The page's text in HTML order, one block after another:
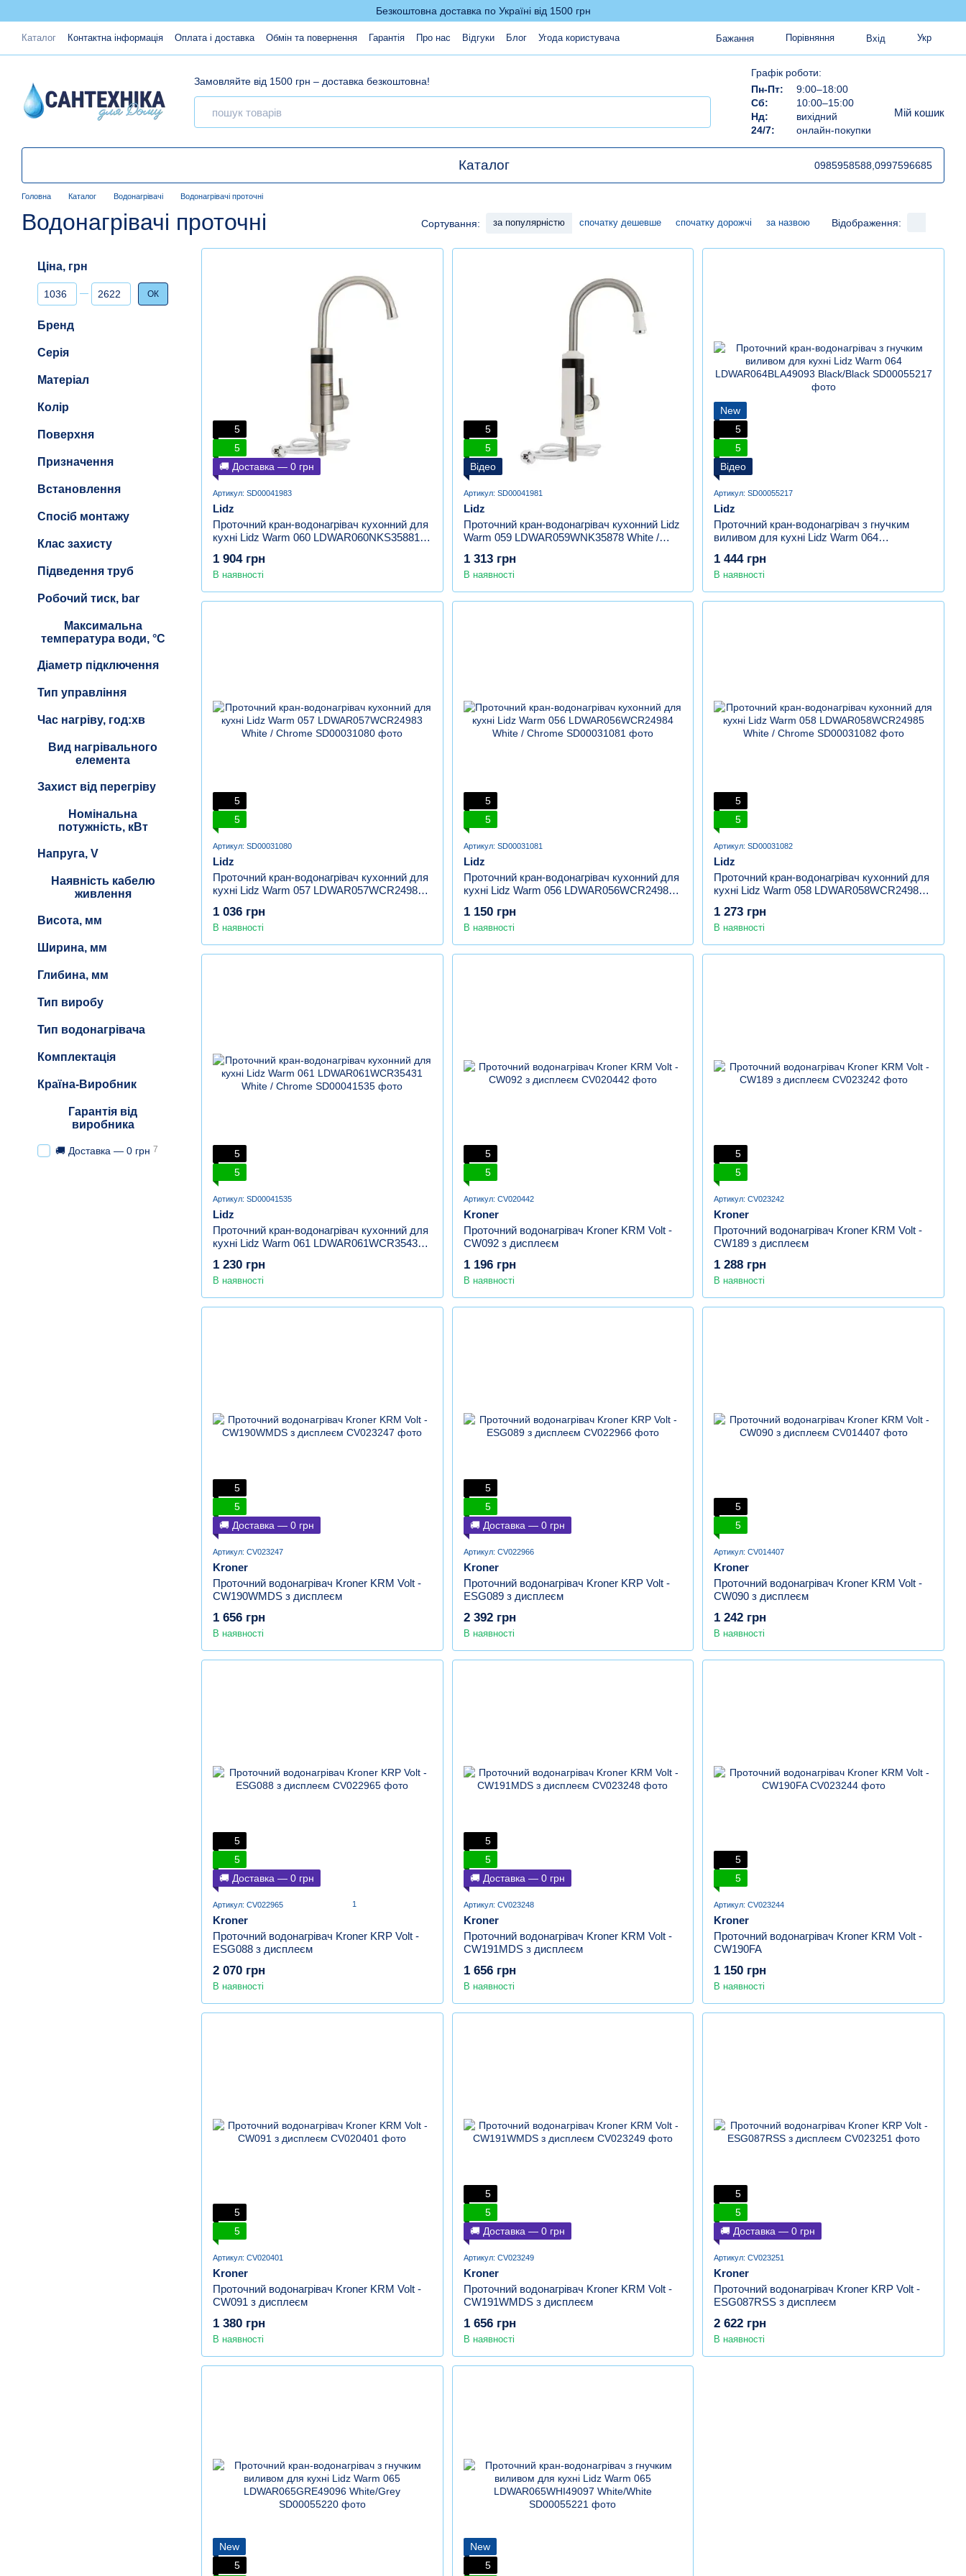
Безкоштовна доставка по Україні від 1500 грн
Каталог Контактна інформація Оплата і доставка Обмін та повернення Гарантія Про нас Відгуки Блог Угода користувача Бажання Порівняння Вхід Укр
Замовляйте від 1500 грн – доставка безкоштовна!
Графік роботи:
Пн-Пт:
9:00–18:00
Сб:
10:00–15:00
Нд:
вихідний
24/7:
онлайн-покупки
Мій кошик
Каталог 0985958588, 0997596685
Головна Каталог Водонагрівачі Водонагрівачі проточні
Водонагрівачі проточні Сортування: за популярністю спочатку дешевше спочатку дорожчі за назвою Відображення:
5
5
🚚 Доставка — 0 грн
Артикул: SD00041983
Lidz
Проточний кран-водонагрівач кухонний для
кухні Lidz Warm 060 LDWAR060NKS35881
1 904 грн
В наявності
5
5
Відео
Артикул: SD00041981
Lidz
Проточний кран-водонагрівач кухонний Lidz
Warm 059 LDWAR059WNK35878 White /
1 313 грн
В наявності
New
5
5
Відео
Артикул: SD00055217
Lidz
Проточний кран-водонагрівач з гнучким
виливом для кухні Lidz Warm 064
1 444 грн
В наявності
5
5
Артикул: SD00031080
Lidz
Проточний кран-водонагрівач кухонний для
кухні Lidz Warm 057 LDWAR057WCR24983
1 036 грн
В наявності
5
5
Артикул: SD00031081
Lidz
Проточний кран-водонагрівач кухонний для
кухні Lidz Warm 056 LDWAR056WCR24984
1 150 грн
В наявності
5
5
Артикул: SD00031082
Lidz
Проточний кран-водонагрівач кухонний для
кухні Lidz Warm 058 LDWAR058WCR24985
1 273 грн
В наявності
5
5
Артикул: SD00041535
Lidz
Проточний кран-водонагрівач кухонний для
кухні Lidz Warm 061 LDWAR061WCR35431
1 230 грн
В наявності
5
5
Артикул: CV020442
Kroner
Проточний водонагрівач Kroner KRM Volt -
CW092 з дисплеєм
1 196 грн
В наявності
5
5
Артикул: CV023242
Kroner
Проточний водонагрівач Kroner KRM Volt -
CW189 з дисплеєм
1 288 грн
В наявності
5
5
🚚 Доставка — 0 грн
Артикул: CV023247
Kroner
Проточний водонагрівач Kroner KRM Volt -
CW190WMDS з дисплеєм
1 656 грн
В наявності
5
5
🚚 Доставка — 0 грн
Артикул: CV022966
Kroner
Проточний водонагрівач Kroner KRP Volt -
ESG089 з дисплеєм
2 392 грн
В наявності
5
5
Артикул: CV014407
Kroner
Проточний водонагрівач Kroner KRM Volt -
CW090 з дисплеєм
1 242 грн
В наявності
5
5
🚚 Доставка — 0 грн
Артикул: CV022965 1
Kroner
Проточний водонагрівач Kroner KRP Volt -
ESG088 з дисплеєм
2 070 грн
В наявності
5
5
🚚 Доставка — 0 грн
Артикул: CV023248
Kroner
Проточний водонагрівач Kroner KRM Volt -
CW191MDS з дисплеєм
1 656 грн
В наявності
5
5
Артикул: CV023244
Kroner
Проточний водонагрівач Kroner KRM Volt -
CW190FA
1 150 грн
В наявності
5
5
Артикул: CV020401
Kroner
Проточний водонагрівач Kroner KRM Volt -
CW091 з дисплеєм
1 380 грн
В наявності
5
5
🚚 Доставка — 0 грн
Артикул: CV023249
Kroner
Проточний водонагрівач Kroner KRM Volt -
CW191WMDS з дисплеєм
1 656 грн
В наявності
5
5
🚚 Доставка — 0 грн
Артикул: CV023251
Kroner
Проточний водонагрівач Kroner KRP Volt -
ESG087RSS з дисплеєм
2 622 грн
В наявності
New
5
New
5
Ціна, грн
Від Ціна, грн
До Ціна, грн ОК
Бренд
Серія
Матеріал
Колір
Поверхня
Призначення
Встановлення
Спосіб монтажу
Клас захисту
Підведення труб
Робочий тиск, bar
Максимальна
температура води, °С
Діаметр підключення
Тип управління
Час нагріву, год:хв
Вид нагрівального
елемента
Захист від перегріву
Номінальна
потужність, кВт
Напруга, V
Наявність кабелю
живлення
Висота, мм
Ширина, мм
Глибина, мм
Тип виробу
Тип водонагрівача
Комплектація
Країна-Виробник
Гарантія від
виробника
🚚 Доставка — 0 грн 7